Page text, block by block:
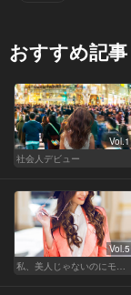
おすすめ記事
Vol.1
社会人デビュー
Vol.5
私、美人じゃないのにモテるんです。